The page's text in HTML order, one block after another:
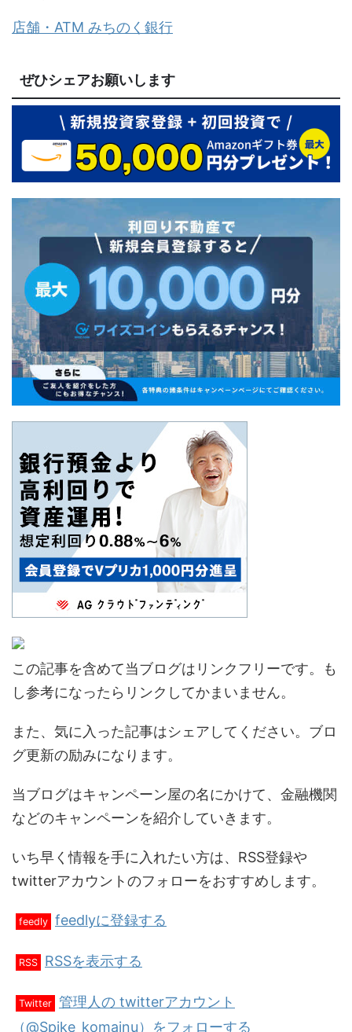
店舗・ATM みちのく銀行
ぜひシェアお願いします
この記事を含めて当ブログはリンクフリーです。も
し参考になったらリンクしてかまいません。
また、気に入った記事はシェアしてください。ブロ
グ更新の励みになります。
当ブログはキャンペーン屋の名にかけて、金融機関
などのキャンペーンを紹介していきます。
いち早く情報を手に入れたい方は、RSS登録や
twitterアカウントのフォローをおすすめします。
feedly feedlyに登録する
RSS RSSを表示する
Twitter 管理人の twitterアカウント
（@Spike_komainu）をフォローする